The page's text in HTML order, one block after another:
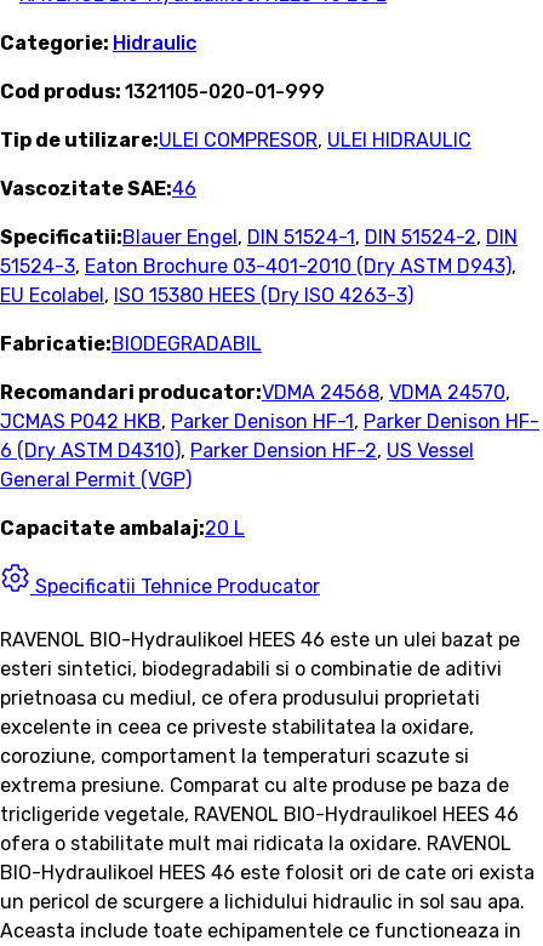
Categorie: Hidraulic
Cod produs: 1321105-020-01-999
Tip de utilizare:ULEI COMPRESOR, ULEI HIDRAULIC
Vascozitate SAE:46
Specificatii:Blauer Engel, DIN 51524-1, DIN 51524-2, DIN
51524-3, Eaton Brochure 03-401-2010 (Dry ASTM D943),
EU Ecolabel, ISO 15380 HEES (Dry ISO 4263-3)
Fabricatie:BIODEGRADABIL
Recomandari producator:VDMA 24568, VDMA 24570,
JCMAS P042 HKB, Parker Denison HF-1, Parker Denison HF-
6 (Dry ASTM D4310), Parker Dension HF-2, US Vessel
General Permit (VGP)
Capacitate ambalaj:20 L
Specificatii Tehnice Producator
RAVENOL BIO-Hydraulikoel HEES 46 este un ulei bazat pe
esteri sintetici, biodegradabili si o combinatie de aditivi
prietnoasa cu mediul, ce ofera produsului proprietati
excelente in ceea ce priveste stabilitatea la oxidare,
coroziune, comportament la temperaturi scazute si
extrema presiune. Comparat cu alte produse pe baza de
tricligeride vegetale, RAVENOL BIO-Hydraulikoel HEES 46
ofera o stabilitate mult mai ridicata la oxidare. RAVENOL
BIO-Hydraulikoel HEES 46 este folosit ori de cate ori exista
un pericol de scurgere a lichidului hidraulic in sol sau apa.
Aceasta include toate echipamentele ce functioneaza in